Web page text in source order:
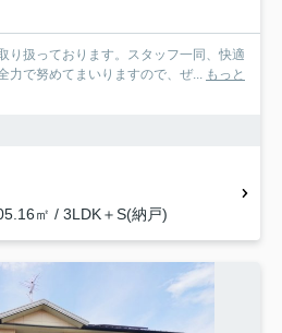
り扱っております。スタッフ一同、快適
力で努めてまいりますので、ぜ... もっと
㎡ / 3LDK＋S(納戸)